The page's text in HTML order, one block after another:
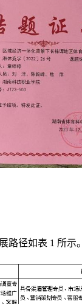
路径如表 1 所示。